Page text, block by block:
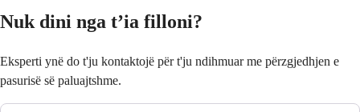
Nuk dini nga t’ia filloni?
Eksperti ynë do t'ju kontaktojë për t'ju ndihmuar me përzgjedhjen e
pasurisë së paluajtshme.